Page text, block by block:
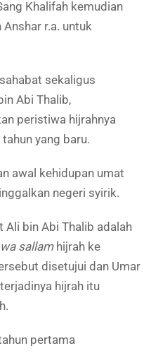
Khalifah kemudian
r.a. untuk
sekaligus
Abi Thalib,
peristiwa hijrahnya
yang baru.
awal kehidupan umat
negeri syirik.
bin Abi Thalib adalah
sallamhijrah ke
disetujui dan Umar
hijrah itu
pertama